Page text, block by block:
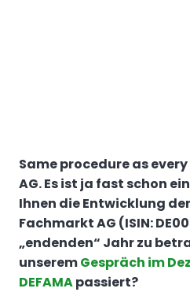
Same procedure as
AG. Es ist ja fast schon
Ihnen die Entwicklung der
Fachmarkt AG (ISIN:
„endenden“ Jahr zu
unseremGespräch im
DEFAMApassiert?